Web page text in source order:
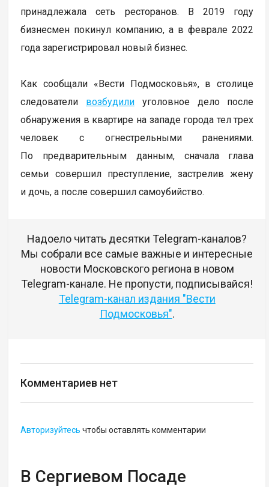
принадлежала сеть ресторанов. В 2019 году
бизнесмен покинул компанию, а в феврале 2022
года зарегистрировал новый бизнес.
Как сообщали «Вести Подмосковья», в столице
следователи возбудили уголовное дело после
обнаружения в квартире на западе города тел трех
человек с огнестрельными ранениями.
По предварительным данным, сначала глава
семьи совершил преступление, застрелив жену
и дочь, а после совершил самоубийство.
Надоело читать десятки Telegram-каналов?
Мы собрали все самые важные и интересные
новости Московского региона в новом
Telegram-канале. Не пропусти, подписывайся!
Telegram-канал издания "Вести
Подмосковья".
Комментариев нет
Авторизуйтесь чтобы оставлять комментарии
В Сергиевом Посаде